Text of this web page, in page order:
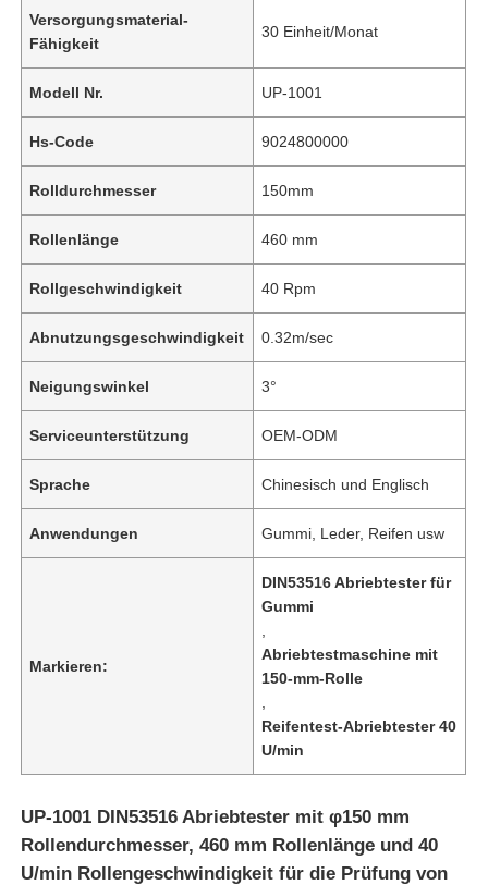
Versorgungsmaterial-
Fähigkeit
30 Einheit/Monat
Modell Nr. UP-1001
Hs-Code 9024800000
Rolldurchmesser 150mm
Rollenlänge 460 mm
Rollgeschwindigkeit 40 Rpm
Abnutzungsgeschwindigkeit 0.32m/sec
Neigungswinkel 3°
Serviceunterstützung OEM-ODM
Sprache Chinesisch und Englisch
Anwendungen Gummi, Leder, Reifen usw
Markieren:
DIN53516 Abriebtester für
Gummi
Abriebtestmaschine mit
150-mm-Rolle
Reifentest-Abriebtester 40
U/min
UP-1001 DIN53516 Abriebtester mit φ150 mm
Rollendurchmesser, 460 mm Rollenlänge und 40
U/min Rollengeschwindigkeit für die Prüfung von